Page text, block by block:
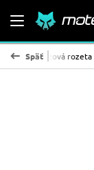
Späť
Reťazová rozeta